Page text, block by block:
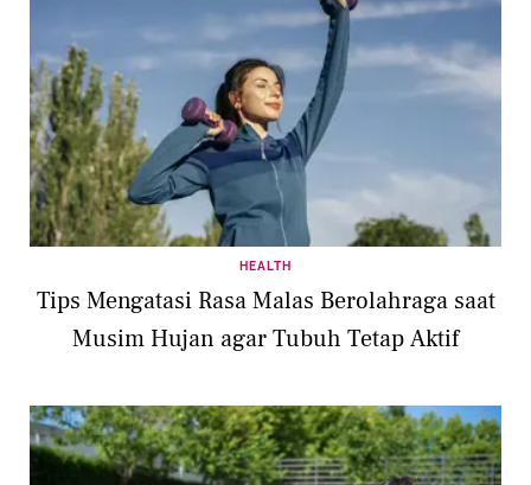
HEALTH
Tips Mengatasi Rasa Malas Berolahraga saat
Musim Hujan agar Tubuh Tetap Aktif